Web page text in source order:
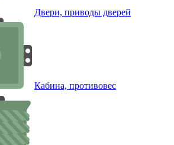
Двери, приводы дверей
Кабина, противовес